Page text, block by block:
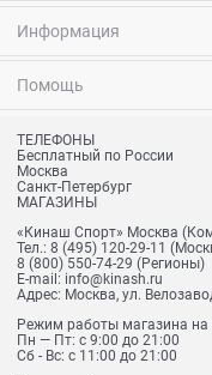
Информация
Помощь
ТЕЛЕФОНЫ
Бесплатный по России
Москва
Санкт-Петербург
МАГАЗИНЫ
«Кинаш Спорт» Москва
Тел.: 8 (495) 120-29-11
8 (800) 550-74-29 (Регионы)
E-mail: info@kinash.ru
Адрес: Москва, ул.
Режим работы магазина на
Пн — Пт: с 9:00 до 21:00
Сб - Вс: с 11:00 до 21:00